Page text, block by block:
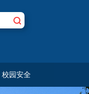
校园安全